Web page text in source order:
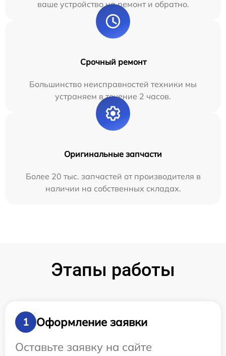
ваше устройство на ремонт и обратно.
Срочный ремонт
Большинство неисправностей техники мы
устраняем в течение 2 часов.
Оригинальные запчасти
Более 20 тыс. запчастей от производителя в
наличии на собственных складах.
Этапы работы
1
Оформление заявки
Оставьте заявку на сайте